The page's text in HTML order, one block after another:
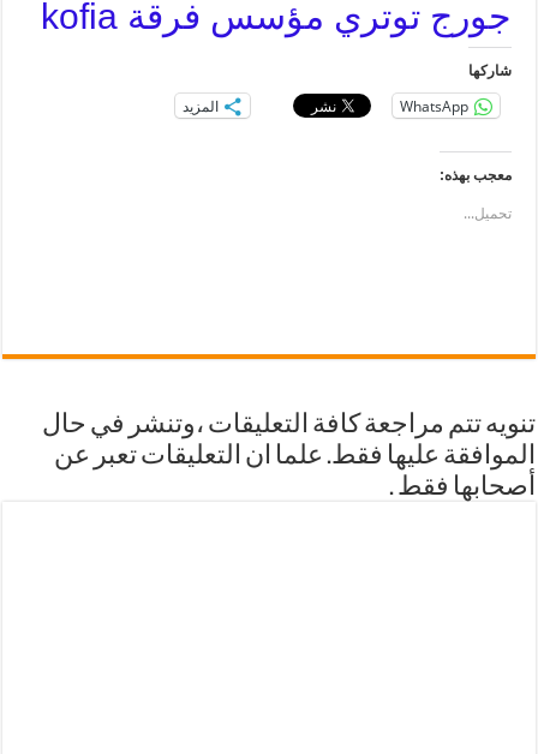
جورج توتري مؤسس فرقة kofia
شاركها
WhatsApp المزيد
معجب بهذه:
تحميل...
تنويه تتم مراجعة كافة التعليقات ،وتنشر في حال
الموافقة عليها فقط. علما ان التعليقات تعبر عن
أصحابها فقط .